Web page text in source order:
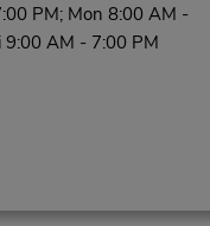
PM; Mon 8:00 AM -
9:00 AM - 7:00 PM